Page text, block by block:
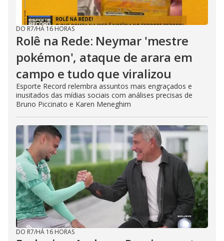
DO R7/HÁ 16 HORAS
Rolê na Rede: Neymar 'mestre
pokémon', ataque de arara em
campo e tudo que viralizou
Esporte Record relembra assuntos mais engraçados e
inusitados das mídias sociais com análises precisas de
Bruno Piccinato e Karen Meneghim
DO R7/HÁ 16 HORAS